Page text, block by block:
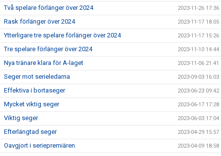
Två spelare förlänger över 2024 2023-11-26 17:36
Rask förlänger över 2024 2023-11-17 18:05
Ytterligare tre spelare förlänger över 2024 2023-11-17 15:26
Tre spelare förlänger över 2024 2023-11-10 14:44
Nya tränare klara för A-laget 2023-11-06 21:41
Seger mot serieledarna 2023-09-03 16:03
Effektiva i bortaseger 2023-06-23 09:42
Mycket viktig seger 2023-06-17 17:28
Viktig seger 2023-06-03 17:04
Efterlängtad seger 2023-04-29 15:57
Oavgjort i seriepremiären 2023-04-09 18:58